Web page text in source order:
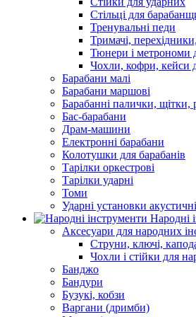
Стільці для
Тренувальні педи
Тримачі,
Тюнери і метрономи
Чохли, кофри, кейси
Барабани малі
Барабани маршові
Барабанні палички, щітки,
Бас-барабани
Драм-машини
Електронні барабани
Колотушки для барабанів
Тарілки оркестрові
Тарілки ударні
Томи
Ударні установки акустичні
Народні
Аксесуари для народних
Струни, ключі,
Чохли і стійки для
Банджо
Бандури
Бузукі, кобзи
Варгани (дримби)